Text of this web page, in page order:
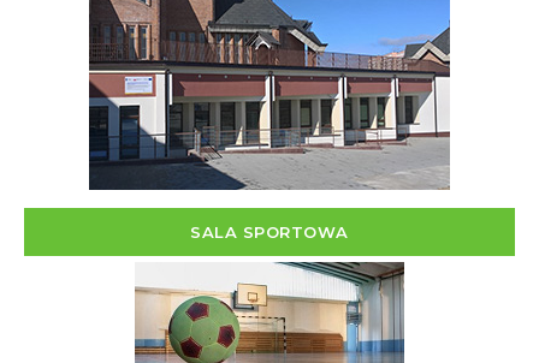
SALA SPORTOWA